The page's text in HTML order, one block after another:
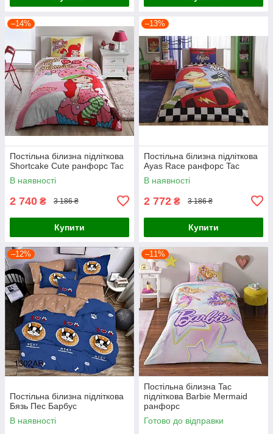
–14%
Постільна білизна підліткова
Shortcake Cute ранфорс Tac
В наявності
2 740 ₴ 3 186 ₴
Купити
–13%
Постільна білизна підліткова
Ayas Race ранфорс Tac
В наявності
2 772 ₴ 3 186 ₴
Купити
–12%
Постільна білизна підліткова
Бязь Пес Барбус
В наявності
–11%
Постільна білизна Tac
підліткова Barbie Mermaid
ранфорс
Готово до відправки